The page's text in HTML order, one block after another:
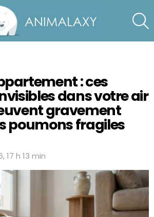
: ces
dans votre air
gravement
poumons fragiles
17 h 13 min